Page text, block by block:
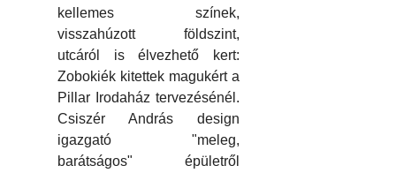
kellemes színek,
visszahúzott földszint,
utcáról is élvezhető kert:
Zobokiék kitettek magukért a
Pillar Irodaház tervezésénél.
Csiszér András design
igazgató "meleg,
barátságos" épületről